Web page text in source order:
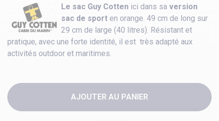
Le sac Guy Cotten ici dans sa version
sac de sport en orange. 49 cm de long sur
29 cm de large (40 litres). Résistant et
pratique, avec une forte identité, il est très adapté aux
activités outdoor et maritimes.
AJOUTER AU PANIER